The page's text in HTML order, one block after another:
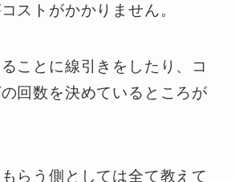
ストがかかりません。
ことに線引きをしたり、コ
回数を決めているところが
らう側としては全て教えて